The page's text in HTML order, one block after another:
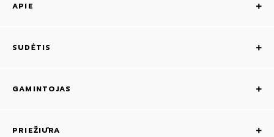
APIE
SUDĖTIS
GAMINTOJAS
PRIEŽIŪRA